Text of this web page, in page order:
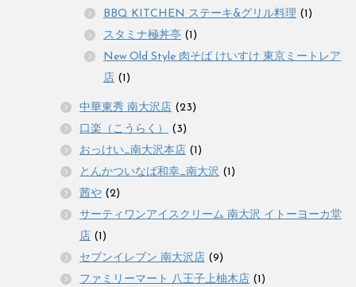
BBQ KITCHEN ステーキ&グリル料理 (1)
スタミナ極丼亭 (1)
New Old Style 肉そば けいすけ 東京ミートレア
店 (1)
中華東秀 南大沢店 (23)
口楽（こうらく）
(3)
おっけい_南大沢本店 (1)
とんかついなば和幸_南大沢 (1)
茜や (2)
サーティワンアイスクリーム 南大沢 イトーヨーカ堂
店 (1)
セブンイレブン 南大沢店 (9)
ファミリーマート 八王子上柚木店 (1)